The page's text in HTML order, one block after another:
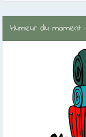
Humeur du moment :